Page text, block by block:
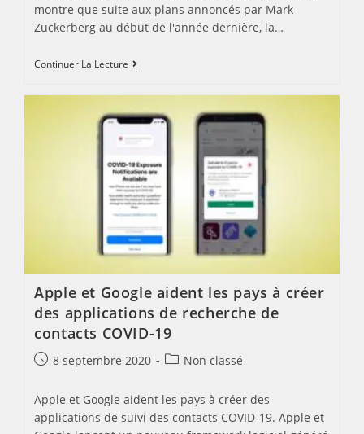
montre que suite aux plans annoncés par Mark
Zuckerberg au début de l'année dernière, la…
Continuer La Lecture Facebook
Lance
Entre
Messenger
Et
Direct
Apple et Google aident les pays à créer
des applications de recherche de
contacts COVID-19
Post8 septembre 2020
PostNon classé
Apple et Google aident les pays à créer des
applications de suivi des contacts COVID-19. Apple et